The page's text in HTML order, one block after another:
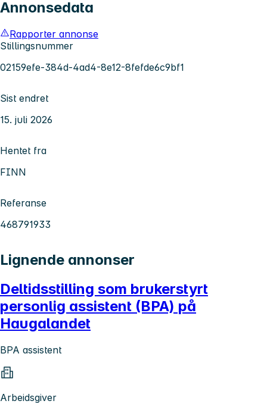
Annonsedata
Rapporter annonse
Stillingsnummer
02159efe-384d-4ad4-8e12-8fefde6c9bf1
Sist endret
15. juli 2026
Hentet fra
FINN
Referanse
468791933
Lignende annonser
Deltidsstilling som brukerstyrt
personlig assistent (BPA) på
Haugalandet
BPA assistent
Arbeidsgiver